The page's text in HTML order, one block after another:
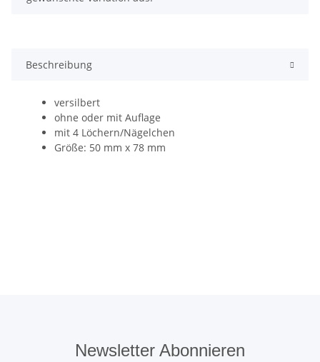
Beschreibung
versilbert
ohne oder mit Auflage
mit 4 Löchern/Nägelchen
Größe: 50 mm x 78 mm
Newsletter Abonnieren